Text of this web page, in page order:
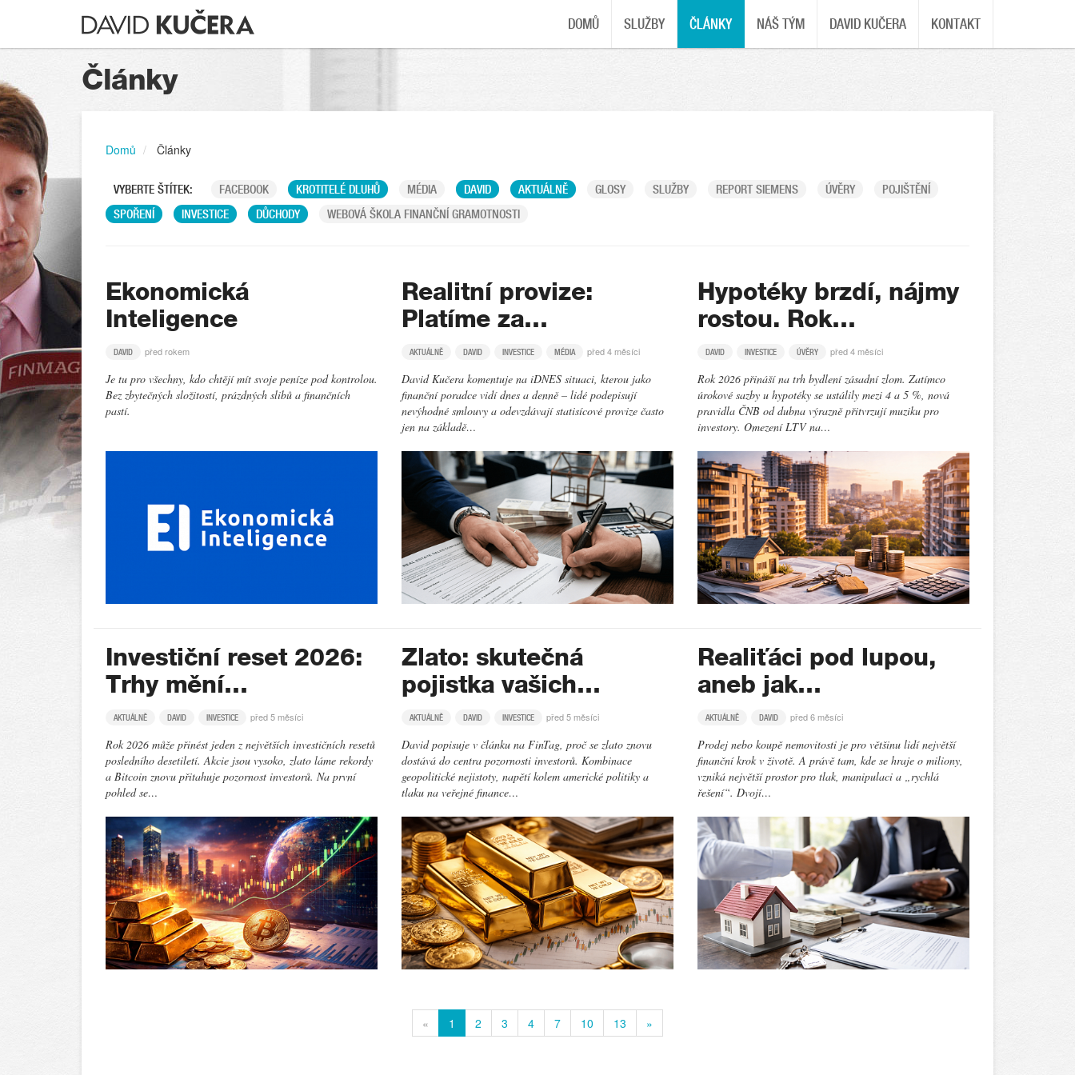
DOMŮ SLUŽBY ČLÁNKY NÁŠ TÝM DAVID KUČERA KONTAKT
Články
Domů Články
VYBERTE ŠTÍTEK: FACEBOOK KROTITELÉ DLUHŮ MÉDIA DAVID AKTUÁLNĚ GLOSY SLUŽBY REPORT SIEMENS ÚVĚRY
POJIŠTĚNÍ
SPOŘENÍ
INVESTICE DŮCHODY WEBOVÁ ŠKOLA FINANČNÍ GRAMOTNOSTI
Ekonomická
Inteligence
DAVID před rokem
Je tu pro všechny, kdo chtějí mít svoje peníze pod kontrolou.
Bez zbytečných složitostí, prázdných slibů a finančních
pastí.
Realitní provize:
Platíme za…
AKTUÁLNĚ DAVID INVESTICE MÉDIA před 4 měsíci
David Kučera komentuje na iDNES situaci, kterou jako
finanční poradce vidí dnes a denně – lidé podepisují
nevýhodné smlouvy a odevzdávají statisícové provize často
jen na základě…
Hypotéky brzdí, nájmy
rostou. Rok…
DAVID INVESTICE ÚVĚRY před 4 měsíci
Rok 2026 přináší na trh bydlení zásadní zlom. Zatímco
úrokové sazby u hypotéky se ustálily mezi 4 a 5 %, nová
pravidla ČNB od dubna výrazně přitvrzují muziku pro
investory. Omezení LTV na…
Investiční reset 2026:
Trhy mění…
AKTUÁLNĚ DAVID INVESTICE před 5 měsíci
Rok 2026 může přinést jeden z největších investičních resetů
posledního desetiletí. Akcie jsou vysoko, zlato láme rekordy
a Bitcoin znovu přitahuje pozornost investorů. Na první
pohled se…
Zlato: skutečná
pojistka vašich…
AKTUÁLNĚ DAVID INVESTICE před 5 měsíci
David popisuje v článku na FinTag, proč se zlato znovu
dostává do centra pozornosti investorů. Kombinace
geopolitické nejistoty, napětí kolem americké politiky a
tlaku na veřejné finance…
Realiťáci pod lupou,
aneb jak…
AKTUÁLNĚ DAVID před 6 měsíci
Prodej nebo koupě nemovitosti je pro většinu lidí největší
finanční krok v životě. A právě tam, kde se hraje o miliony,
vzniká největší prostor pro tlak, manipulaci a „rychlá
řešení“. Dvojí…
« 1 2 3 4 7 10 13 »